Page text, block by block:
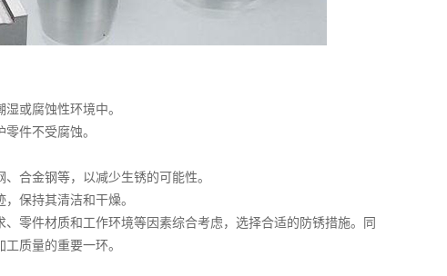
或腐蚀性环境中。
件不受腐蚀。
合金钢等，以减少生锈的可能性。
保持其清洁和干燥。
零件材质和工作环境等因素综合考虑，选择合适的防锈措施。同
质量的重要一环。